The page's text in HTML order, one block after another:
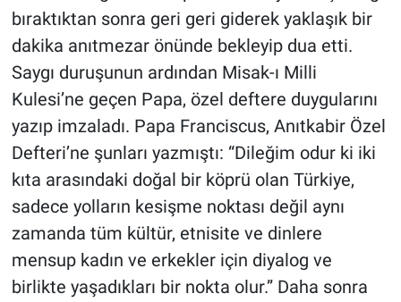
bıraktıktan sonra geri geri giderek yaklaşık bir
dakika anıtmezar önünde bekleyip dua etti.
Saygı duruşunun ardından Misak-ı Milli
Kulesi’ne geçen Papa, özel deftere duygularını
yazıp imzaladı. Papa Franciscus, Anıtkabir Özel
Defteri’ne şunları yazmıştı: “Dileğim odur ki iki
kıta arasındaki doğal bir köprü olan Türkiye,
sadece yolların kesişme noktası değil aynı
zamanda tüm kültür, etnisite ve dinlere
mensup kadın ve erkekler için diyalog ve
birlikte yaşadıkları bir nokta olur.” Daha sonra